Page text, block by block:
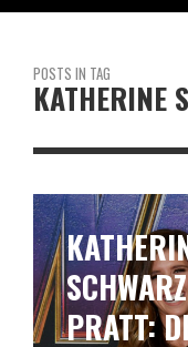
POSTS IN TAG
KATHERINE
PRATT: